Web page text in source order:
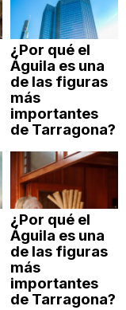
¿Por qué el
Águila es una
de las figuras
más
importantes
de Tarragona?
¿Por qué el
Águila es una
de las figuras
más
importantes
de Tarragona?